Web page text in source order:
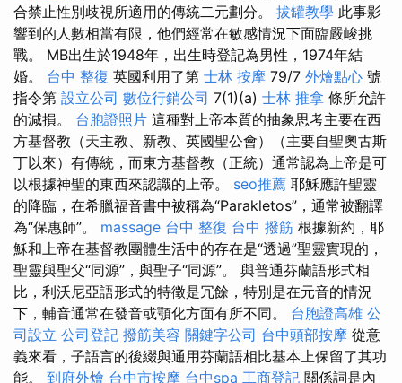
合禁止性別歧視所適用的傳統二元劃分。 拔罐教學 此事影
響到的人數相當有限，他們經常在敏感情況下面臨嚴峻挑
戰。 MB出生於1948年，出生時登記為男性，1974年結
婚。 台中 整復 英國利用了第 士林 按摩 79/7 外燴點心 號
指令第 設立公司 數位行銷公司 7(1)(a) 士林 推拿 條所允許
的減損。 台胞證照片 這種對上帝本質的抽象思考主要在西
方基督教（天主教、新教、英國聖公會）（主要自聖奧古斯
丁以來）有傳統，而東方基督教（正統）通常認為上帝是可
以根據神聖的東西來認識的上帝。 seo推薦 耶穌應許聖靈
的降臨，在希臘福音書中被稱為“Parakletos”，通常被翻譯
為“保惠師”。 massage 台中 整復 台中 撥筋 根據新約，耶
穌和上帝在基督教團體生活中的存在是“透過”聖靈實現的，
聖靈與聖父“同源”，與聖子“同源”。 與普通芬蘭語形式相
比，利沃尼亞語形式的特徵是冗餘，特別是在元音的情況
下，輔音通常在發音或顎化方面有所不同。 台胞證高雄 公
司設立 公司登記 撥筋美容 關鍵字公司 台中頭部按摩 從意
義來看，子語言的後綴與通用芬蘭語相比基本上保留了其功
能。 到府外燴 台中市按摩 台中spa 工商登記 關係詞是內